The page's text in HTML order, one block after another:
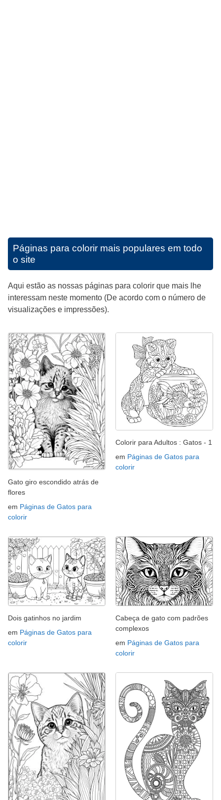
Páginas para colorir mais populares em todo
o site
Aqui estão as nossas páginas para colorir que mais lhe
interessam neste momento (De acordo com o número de
visualizações e impressões).
Gato giro escondido atrás de
flores
em Páginas de Gatos para
colorir
Colorir para Adultos : Gatos - 1
em Páginas de Gatos para
colorir
Dois gatinhos no jardim
em Páginas de Gatos para
colorir
Cabeça de gato com padrões
complexos
em Páginas de Gatos para
colorir